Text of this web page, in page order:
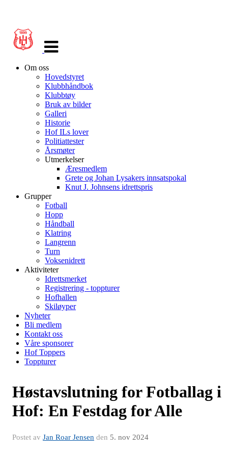
navigasjon
Om oss
Hovedstyret
Klubbhåndbok
Klubbtøy
Bruk av bilder
Galleri
Historie
Hof ILs lover
Politiattester
Årsmøter
Utmerkelser
Æresmedlem
Grete og Johan Lysakers innsatspokal
Knut J. Johnsens idrettspris
Grupper
Fotball
Hopp
Håndball
Klatring
Langrenn
Turn
Voksenidrett
Aktiviteter
Idrettsmerket
Registrering - toppturer
Hofhallen
Skiløyper
Nyheter
Bli medlem
Kontakt oss
Våre sponsorer
Hof Toppers
Toppturer
Høstavslutning for Fotballag i
Hof: En Festdag for Alle
Postet av Jan Roar Jensen den 5. nov 2024